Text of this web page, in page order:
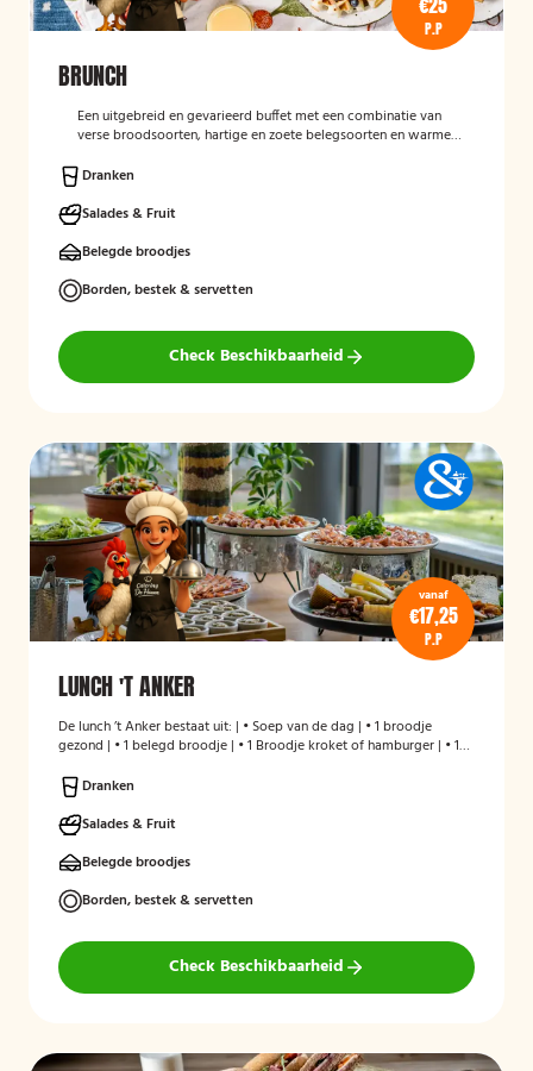
P.P
BRUNCH
Een uitgebreid en gevarieerd buffet met een combinatie van
verse broodsoorten, hartige en zoete belegsoorten en warme
dag.
Dranken
Salades & Fruit
Belegde broodjes
Borden, bestek & servetten
Check Beschikbaarheid
vanaf
€17,25
P.P
LUNCH 'T ANKER
De lunch ’t Anker bestaat uit: | • Soep van de dag | • 1 broodje
gezond | • 1 belegd broodje | • 1 Broodje kroket of hamburger | • 1
Dranken
Salades & Fruit
Belegde broodjes
Borden, bestek & servetten
Check Beschikbaarheid